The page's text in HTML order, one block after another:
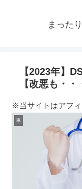
まった
【2023年】
【改悪も・・
※当サイトはアフィ
車